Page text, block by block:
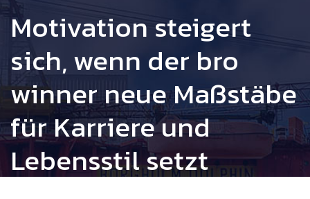
Motivation steigert
sich, wenn der bro
winner neue Maßstäbe
für Karriere und
Lebensstil setzt